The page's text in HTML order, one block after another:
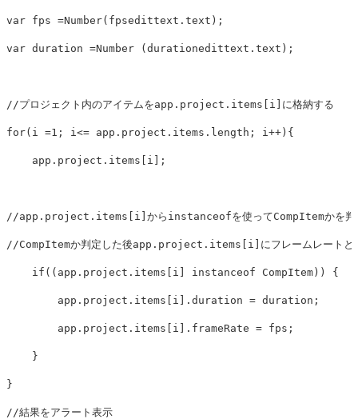
var fps =Number(fpsedittext.text);
var duration =Number (durationedittext.text);
//プロジェクト内のアイテムをapp.project.items[i]に格納する
for(i =1; i<= app.project.items.length; i++){
    app.project.items[i];
//app.project.items[i]からinstanceofを使ってCompItemかを判
//CompItemか判定した後app.project.items[i]にフレームレートとデ
    if((app.project.items[i] instanceof CompItem)) {
        app.project.items[i].duration = duration;
        app.project.items[i].frameRate = fps;
    }
}
//結果をアラート表示